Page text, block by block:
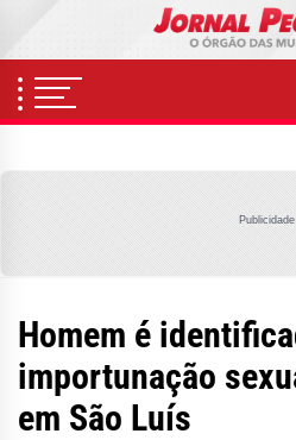
content
Publicidade
Homem é
importunação
em São Luís